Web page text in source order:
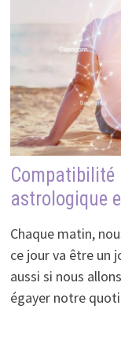
Compatibilité
astrologique
Chaque matin,
ce jour va être un
aussi si nous
égayer notre